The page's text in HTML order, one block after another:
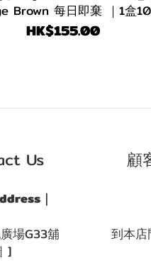
Brown 每日即棄 ｜1盒
HK$155.00
Us
｜
場G33舖
]
顧
到本